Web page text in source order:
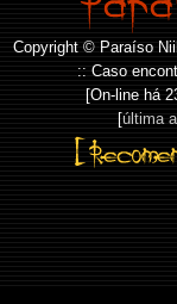
Copyright © Paraíso
:: Caso
[On-line há
[última